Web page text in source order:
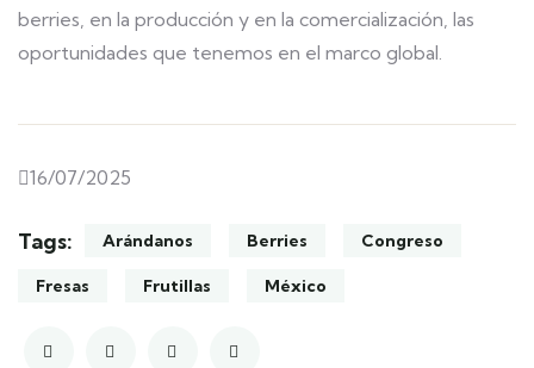
berries, en la producción y en la comercialización, las
oportunidades que tenemos en el marco global.
16/07/2025
Tags: Arándanos Berries Congreso
Fresas Frutillas México